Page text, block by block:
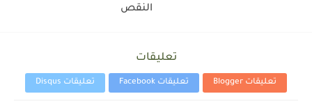
النقص
تعليقات
تعليقات Blogger تعليقات Facebook تعليقات Disqus